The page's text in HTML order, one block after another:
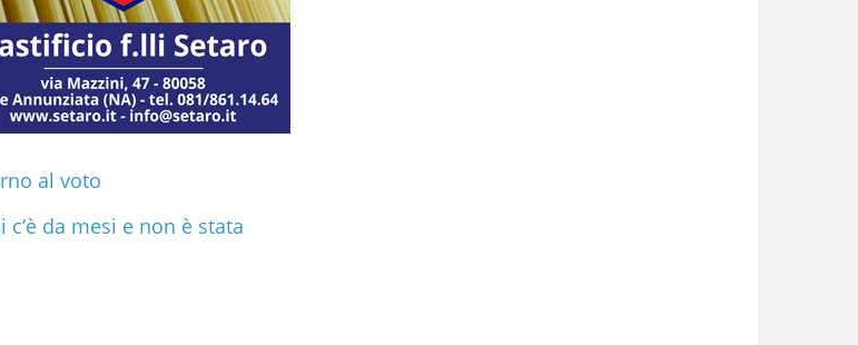
al voto
c’è da mesi e non è stata